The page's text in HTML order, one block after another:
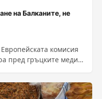
на Балканите, не
комисия
пред гръцките медии